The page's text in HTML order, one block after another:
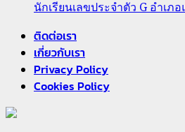
นักเรียนเลขประจำตัว G อำเภ
ติดต่อเรา
เกี่ยวกับเรา
Privacy Policy
Cookies Policy